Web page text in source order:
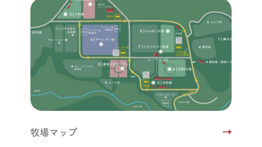
牧場マップ